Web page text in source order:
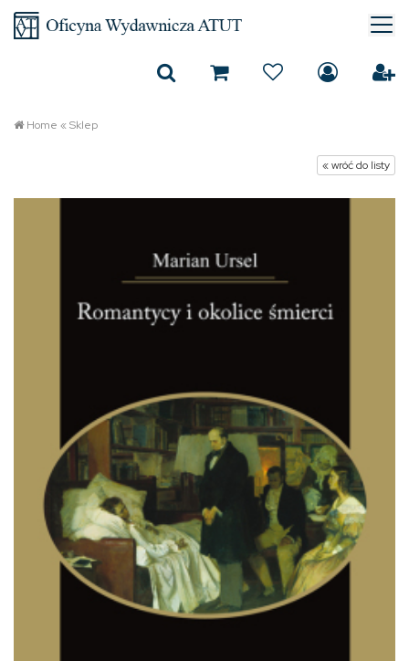
Home «Sklep
« wróć do listy